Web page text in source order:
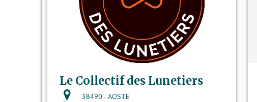
Le Collectif des Lunetiers
38490 - AOSTE